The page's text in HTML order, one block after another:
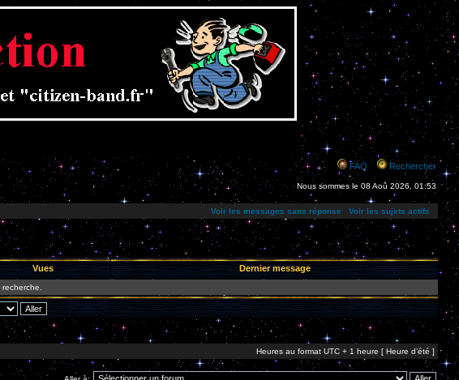
FAQ Rechercher
Nous sommes le 08 Aoû 2026, 01:53
Voir les messages sans réponse Voir les sujets actifs
Vues Dernier message
Heures au format UTC + 1 heure [ Heure d’été ]